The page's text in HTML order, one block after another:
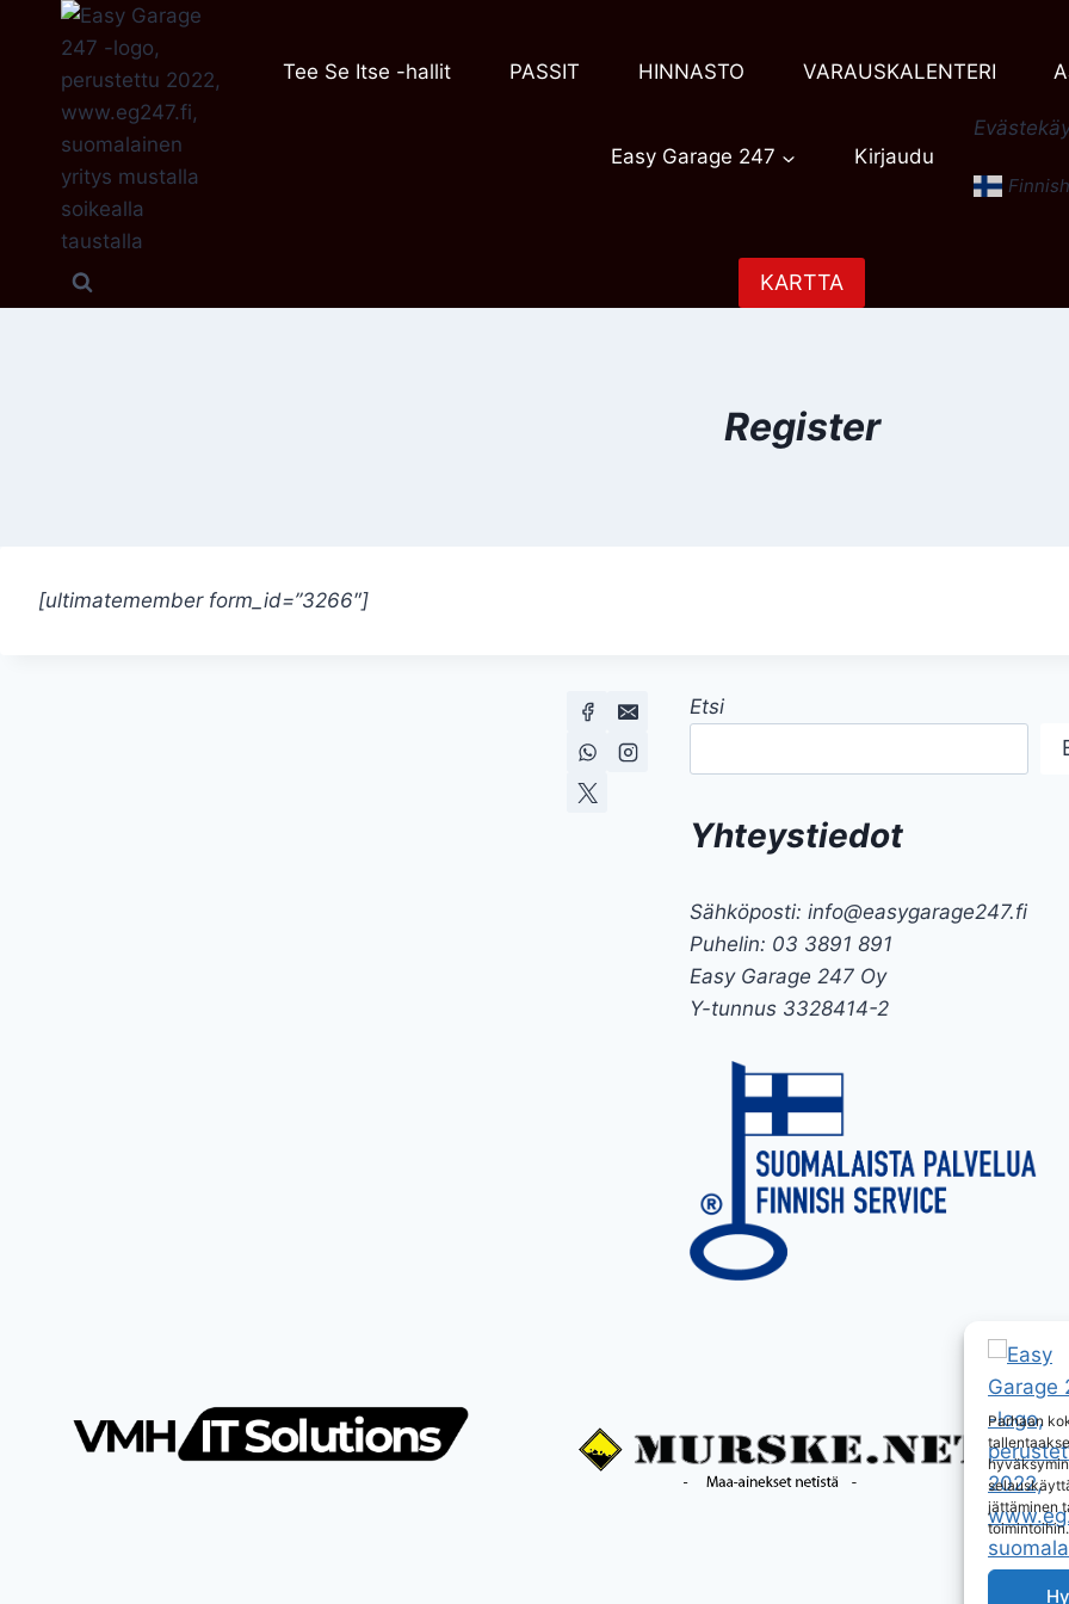
Parhaan
jättäminen
toimintoihin.
sisältöön
Tee Se Itse -hallit
PASSIT HINNASTO VARAUSKALENTERI
Easy Garage 247 Kirjaudu
Finnish
KARTTA
Register
[ultimatemember form_id=”3266″]
Etsi
Yhteystiedot
Sähköposti: info@easygarage247.fi
Puhelin: 03 3891 891
Easy Garage 247 Oy
Y-tunnus 3328414-2